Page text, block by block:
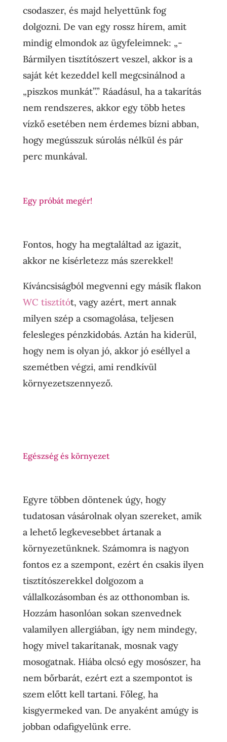
csodaszer, és majd helyettünk fog
dolgozni. De van egy rossz hírem, amit
mindig elmondok az ügyfeleimnek: „-
Bármilyen tisztítószert veszel, akkor is a
saját két kezeddel kell megcsinálnod a
„piszkos munkát”.” Ráadásul, ha a takarítás
nem rendszeres, akkor egy több hetes
vízkő esetében nem érdemes bízni abban,
hogy megússzuk súrolás nélkül és pár
perc munkával.
Egy próbát megér!
Fontos, hogy ha megtaláltad az igazit,
akkor ne kísérletezz más szerekkel!
Kíváncsiságból megvenni egy másik flakon
WC tisztítót, vagy azért, mert annak
milyen szép a csomagolása, teljesen
felesleges pénzkidobás. Aztán ha kiderül,
hogy nem is olyan jó, akkor jó eséllyel a
szemétben végzi, ami rendkívül
környezetszennyező.
Egészség és környezet
Egyre többen döntenek úgy, hogy
tudatosan vásárolnak olyan szereket, amik
a lehető legkevesebbet ártanak a
környezetünknek. Számomra is nagyon
fontos ez a szempont, ezért én csakis ilyen
tisztítószerekkel dolgozom a
vállalkozásomban és az otthonomban is.
Hozzám hasonlóan sokan szenvednek
valamilyen allergiában, így nem mindegy,
hogy mivel takarítanak, mosnak vagy
mosogatnak. Hiába olcsó egy mosószer, ha
nem bőrbarát, ezért ezt a szempontot is
szem előtt kell tartani. Főleg, ha
kisgyermeked van. De anyaként amúgy is
jobban odafigyelünk erre.